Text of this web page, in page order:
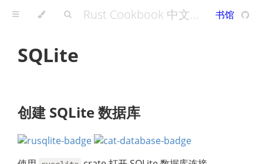
Rust Cookbook 中文版 - A Rust Cookbook 书馆
SQLite
创建 SQLite 数据库